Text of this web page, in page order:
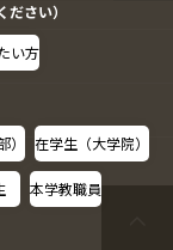
さい）
い方
在学生（大学院）
本学教職員